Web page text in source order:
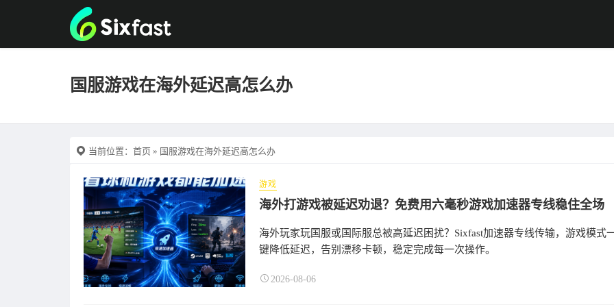
国服游戏在海外延迟高怎么办
当前位置： 首页 » 国服游戏在海外延迟高怎么办
游戏
海外打游戏被延迟劝退？免费用六毫秒游戏加速器专线稳住全场
海外玩家玩国服或国际服总被高延迟困扰？Sixfast加速器专线传输，游戏模式
键降低延迟，告别漂移卡顿，稳定完成每一次操作。
2026-08-06